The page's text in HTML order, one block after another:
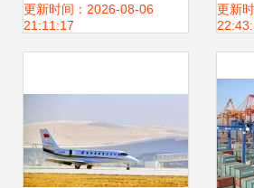
流与仓储一站式解
更新时间：2026-08-06
21:11:17
目
更新